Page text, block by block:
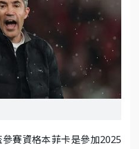
賽資格本菲卡是參加2025